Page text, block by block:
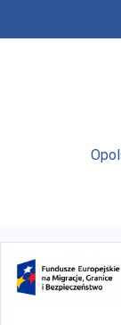
Przejdź do